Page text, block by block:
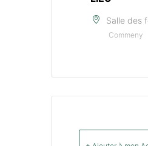
Salle des
Commeny